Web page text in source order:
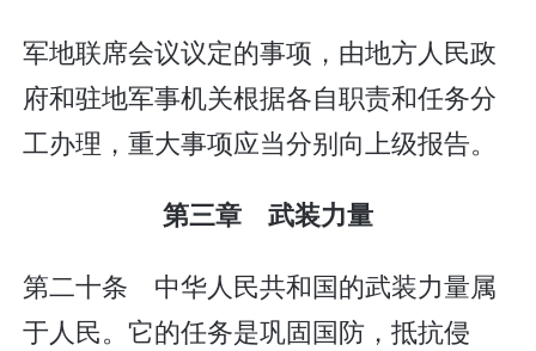
军地联席会议议定的事项，由地方人民政
府和驻地军事机关根据各自职责和任务分
工办理，重大事项应当分别向上级报告。
第三章 武装力量
第二十条 中华人民共和国的武装力量属
于人民。它的任务是巩固国防，抵抗侵